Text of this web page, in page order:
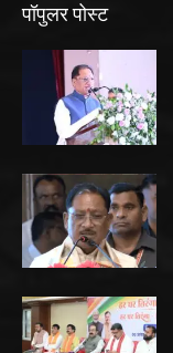
पॉपुलर पोस्ट